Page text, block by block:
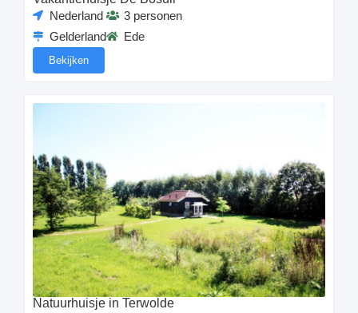
Nederland
Gelderland
3 personen
Ede
Bekijken
Natuurhuisje in Terwolde